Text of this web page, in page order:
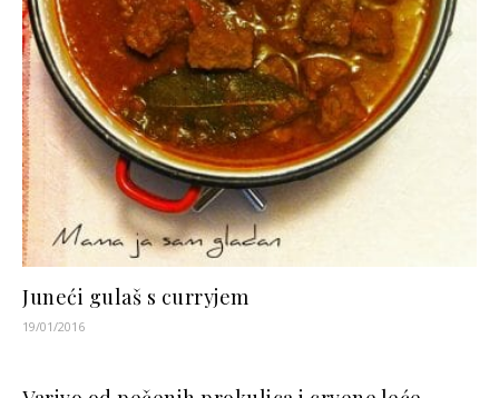
Juneći gulaš s curryjem
19/01/2016